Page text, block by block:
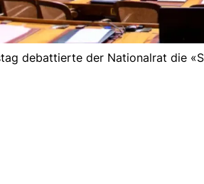
debattierte der Nationalrat die